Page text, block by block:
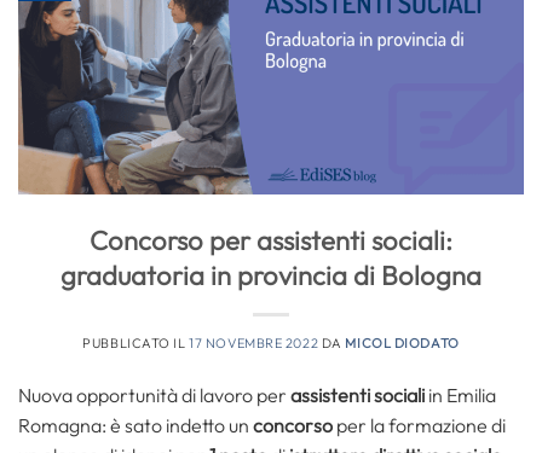
Concorso per assistenti sociali:
graduatoria in provincia di Bologna
PUBBLICATO IL17 NOVEMBRE 2022 DA MICOL DIODATO
Nuova opportunità di lavoro per assistenti sociali in Emilia
Romagna: è sato indetto un concorso per la formazione di